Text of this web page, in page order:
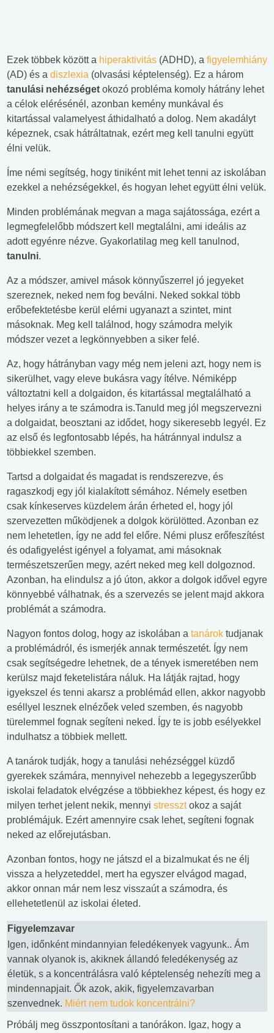
Ezek többek között a hiperaktivitás (ADHD), a figyelemhiány
(AD) és a diszlexia (olvasási képtelenség). Ez a három
tanulási nehézséget okozó probléma komoly hátrány lehet
a célok elérésénél, azonban kemény munkával és
kitartással valamelyest áthidalható a dolog. Nem akadályt
képeznek, csak hátráltatnak, ezért meg kell tanulni együtt
élni velük.
Íme némi segítség, hogy tiniként mit lehet tenni az iskolában
ezekkel a nehézségekkel, és hogyan lehet együtt élni velük.
Minden problémának megvan a maga sajátossága, ezért a
legmegfelelőbb módszert kell megtalálni, ami ideális az
adott egyénre nézve. Gyakorlatilag meg kell tanulnod,
tanulni.
Az a módszer, amivel mások könnyűszerrel jó jegyeket
szereznek, neked nem fog beválni. Neked sokkal több
erőbefektetésbe kerül elérni ugyanazt a szintet, mint
másoknak. Meg kell találnod, hogy számodra melyik
módszer vezet a legkönnyebben a siker felé.
Az, hogy hátrányban vagy még nem jeleni azt, hogy nem is
sikerülhet, vagy eleve bukásra vagy ítélve. Némiképp
változtatni kell a dolgaidon, és kitartással megtalálható a
helyes irány a te számodra is.Tanuld meg jól megszervezni
a dolgaidat, beosztani az idődet, hogy sikeresebb legyél. Ez
az első és legfontosabb lépés, ha hátránnyal indulsz a
többiekkel szemben.
Tartsd a dolgaidat és magadat is rendszerezve, és
ragaszkodj egy jól kialakított sémához. Némely esetben
csak kínkeserves küzdelem árán érheted el, hogy jól
szervezetten működjenek a dolgok körülötted. Azonban ez
nem lehetetlen, így ne add fel előre. Némi plusz erőfeszítést
és odafigyelést igényel a folyamat, ami másoknak
természetszerűen megy, azért neked meg kell dolgoznod.
Azonban, ha elindulsz a jó úton, akkor a dolgok idővel egyre
könnyebbé válhatnak, és a szervezés se jelent majd akkora
problémát a számodra.
Nagyon fontos dolog, hogy az iskolában a tanárok tudjanak
a problémádról, és ismerjék annak természetét. Így nem
csak segítségedre lehetnek, de a tények ismeretében nem
kerülsz majd feketelistára náluk. Ha látják rajtad, hogy
igyekszel és tenni akarsz a problémád ellen, akkor nagyobb
eséllyel lesznek elnézőek veled szemben, és nagyobb
türelemmel fognak segíteni neked. Így te is jobb esélyekkel
indulhatsz a többiek mellett.
A tanárok tudják, hogy a tanulási nehézséggel küzdő
gyerekek számára, mennyivel nehezebb a legegyszerűbb
iskolai feladatok elvégzése a többiekhez képest, és hogy ez
milyen terhet jelent nekik, mennyi stressztokoz a saját
problémájuk. Ezért amennyire csak lehet, segíteni fognak
neked az előrejutásban.
Azonban fontos, hogy ne játszd el a bizalmukat és ne élj
vissza a helyzeteddel, mert ha egyszer elvágod magad,
akkor onnan már nem lesz visszaút a számodra, és
ellehetetlenül az iskolai életed.
Figyelemzavar
Igen, időnként mindannyian feledékenyek vagyunk.. Ám
vannak olyanok is, akiknek állandó feledékenység az
életük, s a koncentrálásra való képtelenség nehezíti meg a
mindennapjait. Ők azok, akik, figyelemzavarban
szenvednek. Miért nem tudok koncentrálni?
Próbálj meg összpontosítani a tanórákon. Igaz, hogy a